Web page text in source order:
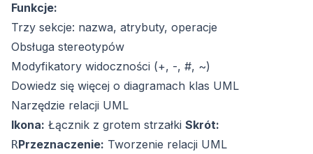
Funkcje:
Trzy sekcje: nazwa, atrybuty, operacje
Obsługa stereotypów
Modyfikatory widoczności (+, -, #, ~)
Dowiedz się więcej o diagramach klas UML
Narzędzie relacji UML
Ikona: Łącznik z grotem strzałki Skrót:
RPrzeznaczenie: Tworzenie relacji UML